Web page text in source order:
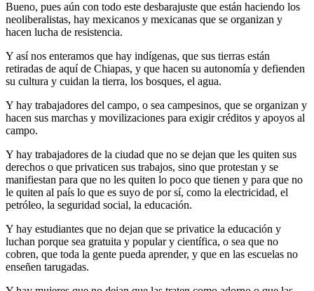
Bueno, pues aún con todo este desbarajuste que están haciendo los
neoliberalistas, hay mexicanos y mexicanas que se organizan y
hacen lucha de resistencia.
Y así nos enteramos que hay indígenas, que sus tierras están
retiradas de aquí de Chiapas, y que hacen su autonomía y defienden
su cultura y cuidan la tierra, los bosques, el agua.
Y hay trabajadores del campo, o sea campesinos, que se organizan y
hacen sus marchas y movilizaciones para exigir créditos y apoyos al
campo.
Y hay trabajadores de la ciudad que no se dejan que les quiten sus
derechos o que privaticen sus trabajos, sino que protestan y se
manifiestan para que no les quiten lo poco que tienen y para que no
le quiten al país lo que es suyo de por sí, como la electricidad, el
petróleo, la seguridad social, la educación.
Y hay estudiantes que no dejan que se privatice la educación y
luchan porque sea gratuita y popular y científica, o sea que no
cobren, que toda la gente pueda aprender, y que en las escuelas no
enseñen tarugadas.